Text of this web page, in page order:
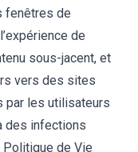
fenêtres de
de
sous-jacent, et
vers des sites
par les utilisateurs
des infections
Politique de Vie